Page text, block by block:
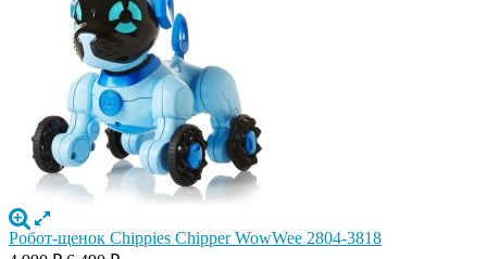
Робот-щенок Chippies Chipper WowWee 2804-3818